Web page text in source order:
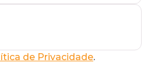
de Privacidade.